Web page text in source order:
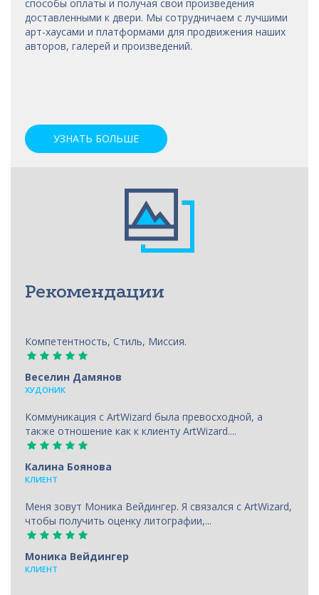
способы оплаты и получая свои произведения
доставленными к двери. Мы сотрудничаем с лучшими
арт-хаусами и платформами для продвижения наших
авторов, галерей и произведений.
УЗНАТЬ БОЛЬШЕ
Рекомендации
Компетентность, Стиль, Миссия.
Веселин Дамянов
ХУДОНИК
Коммуникация с ArtWizard была превосходной, а
также отношение как к клиенту ArtWizard....
Калина Боянова
КЛИЕНТ
Меня зовут Моника Вейдингер. Я связался с ArtWizard,
чтобы получить оценку литографии,...
Моника Вейдингер
КЛИЕНТ